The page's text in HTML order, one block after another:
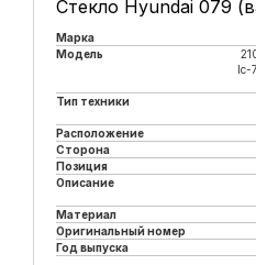
Стекло Hyundai 079
Марка
Модель
lc-
Тип техники
Расположение
Сторона
Позиция
Описание
Материал
Оригинальный номер
Год выпуска